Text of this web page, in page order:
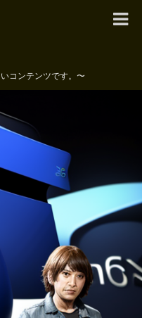
コンテンツです。〜